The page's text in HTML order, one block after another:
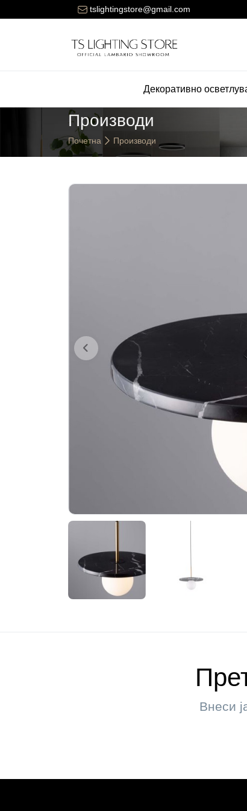
tslightingstore@gmail.com
за достава на нарачките е 150 денари.
Декоративно
Производи
Почетна Производи
Внеси